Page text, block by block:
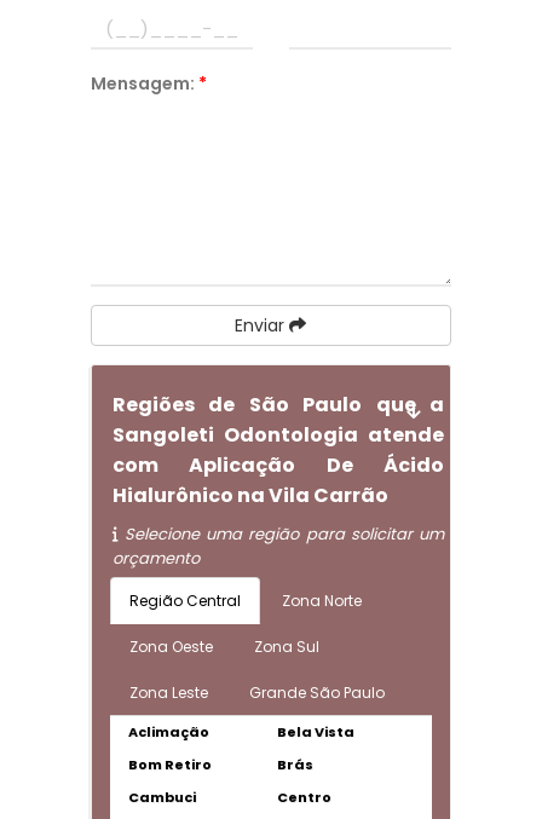
Mensagem: *
Enviar
Regiões de São Paulo que a
Sangoleti Odontologia atende
com Aplicação De Ácido
Hialurônico na Vila Carrão
Selecione uma região para solicitar um
orçamento
Região Central Zona Norte
Zona Oeste Zona Sul
Zona Leste Grande São Paulo
Aclimação
Bela Vista
Bom Retiro
Brás
Cambuci
Centro